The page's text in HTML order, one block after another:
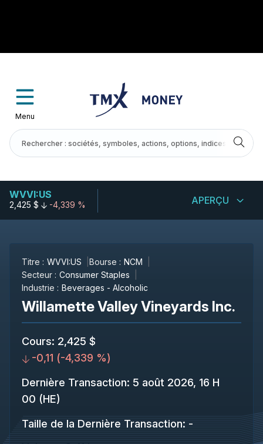
Menu
WVVI:US
2,425 $ -4,339 % APERÇU
Titre : WVVI:US Bourse : NCM
Secteur : Consumer Staples
Industrie : Beverages - Alcoholic
Willamette Valley Vineyards Inc.
Cours: 2,425 $
-0,11 (-4,339 %)
Dernière Transaction: 5 août 2026, 16 H
00 (HE)
Taille de la Dernière Transaction: -